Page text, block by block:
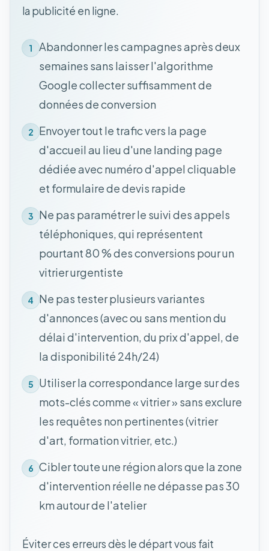
la publicité en ligne.
1
Abandonner les campagnes après deux
semaines sans laisser l'algorithme
Google collecter suffisamment de
données de conversion
2 Envoyer tout le trafic vers la page
d'accueil au lieu d'une landing page
dédiée avec numéro d'appel cliquable
et formulaire de devis rapide
3 Ne pas paramétrer le suivi des appels
téléphoniques, qui représentent
pourtant 80 % des conversions pour un
vitrier urgentiste
4 Ne pas tester plusieurs variantes
d'annonces (avec ou sans mention du
délai d'intervention, du prix d'appel, de
la disponibilité 24h/24)
5 Utiliser la correspondance large sur des
mots-clés comme « vitrier » sans exclure
les requêtes non pertinentes (vitrier
d'art, formation vitrier, etc.)
6 Cibler toute une région alors que la zone
d'intervention réelle ne dépasse pas 30
km autour de l'atelier
Éviter ces erreurs dès le départ vous fait